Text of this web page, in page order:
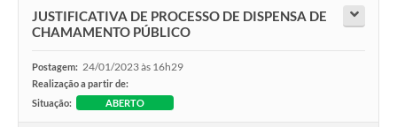
JUSTIFICATIVA DE PROCESSO DE DISPENSA DE
CHAMAMENTO PÚBLICO
Postagem: 24/01/2023 às 16h29
Realização a partir de:
Situação:
ABERTO